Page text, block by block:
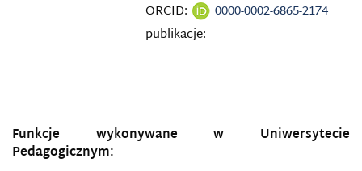
ORCID:
0000-0002-6865-2174
publikacje:
Funkcje wykonywane w Uniwersytecie
Pedagogicznym: